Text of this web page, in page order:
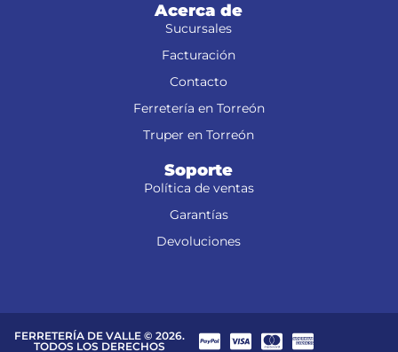
Acerca de
Sucursales
Facturación
Contacto
Ferretería en Torreón
Truper en Torreón
Soporte
Política de ventas
Garantías
Devoluciones
FERRETERÍA DE VALLE © 2026.
TODOS LOS DERECHOS